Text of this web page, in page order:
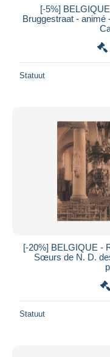
[-5%]
Bruggestraat - animé
Statuut
[-20%] BELGIQUE -
Sœurs de N. D.
Statuut